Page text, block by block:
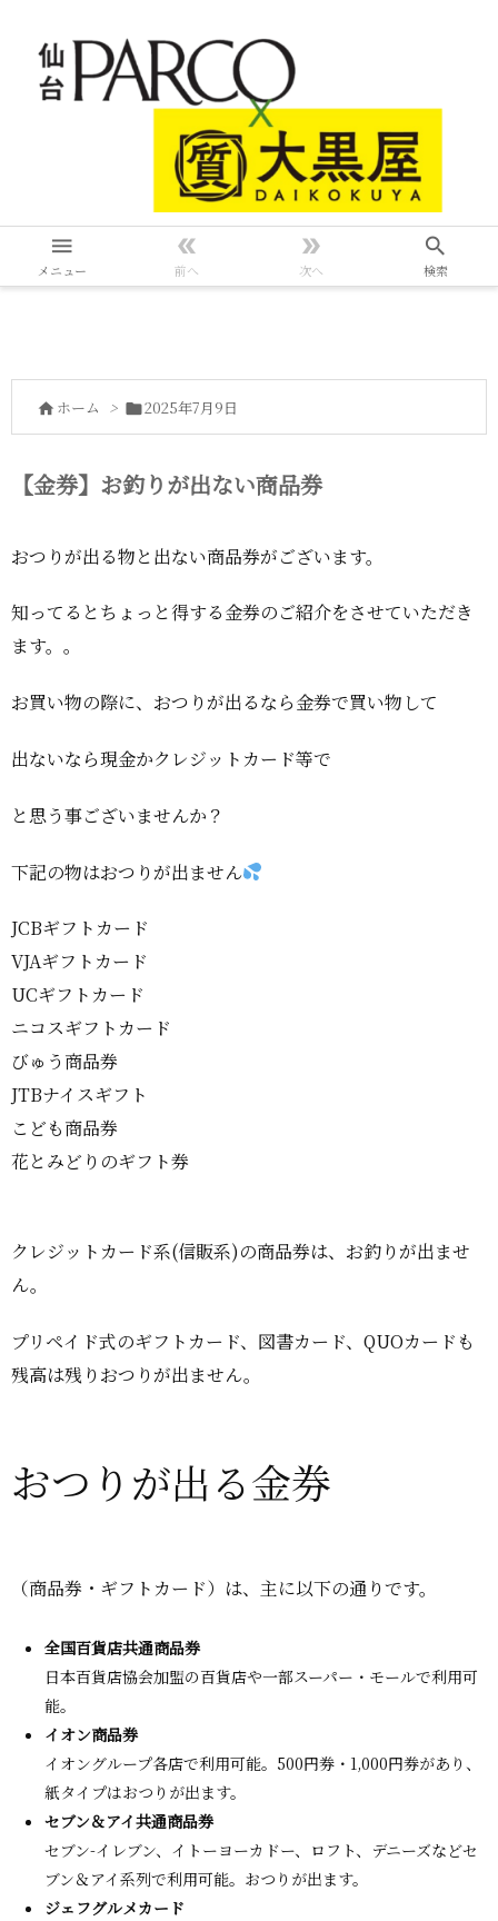

メニュー

前へ

次へ

検索
 ホーム > 2025年7月9日
【金券】お釣りが出ない商品券
おつりが出る物と出ない商品券がございます。
知ってるとちょっと得する金券のご紹介をさせていただき
ます。。
お買い物の際に、おつりが出るなら金券で買い物して
出ないなら現金かクレジットカード等で
と思う事ございませんか？
下記の物はおつりが出ません
JCBギフトカード
VJAギフトカード
UCギフトカード
ニコスギフトカード
びゅう商品券
JTBナイスギフト
こども商品券
花とみどりのギフト券
クレジットカード系(信販系)の商品券は、お釣りが出ませ
ん。
プリペイド式のギフトカード、図書カード、QUOカードも
残高は残りおつりが出ません。
おつりが出る金券
（商品券・ギフトカード）は、主に以下の通りです。
全国百貨店共通商品券
日本百貨店協会加盟の百貨店や一部スーパー・モールで利用可
能。
イオン商品券
イオングループ各店で利用可能。500円券・1,000円券があり、
紙タイプはおつりが出ます。
セブン＆アイ共通商品券
セブン-イレブン、イトーヨーカドー、ロフト、デニーズなどセ
ブン＆アイ系列で利用可能。おつりが出ます。
ジェフグルメカード